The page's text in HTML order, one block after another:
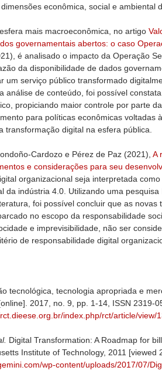
econômica, social e ambiental
mais macroeconômica, no artigo
governamentais abertos: o caso
é analisado o impacto da Operação
da disponibilidade de dados
um serviço público transformado
análise de conteúdo, foi possível
propiciando maior controle por parte
para políticas econômicas voltadas
transformação digital na esfera pública.
Cardozo e Pérez de Paz (2021), A
e considerações para seu
organizacional seja interpretada
da indústria 4.0. Utilizando uma
foi possível concluir que as
no escopo da responsabilidade
e imprevisibilidade, não ser
de responsabilidade digital
tecnológica, tecnologia apropriada e
2017, no. 9, pp. 1-14, ISSN 2319-
index.php/rct/article/view/
Digital Transformation: A Roadmap for
Institute of Technology, 2011 [viewed
wp-content/uploads/2017/07/